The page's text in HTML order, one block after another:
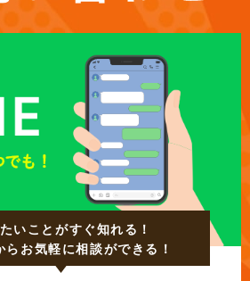
いことがすぐ知れる！
らお気軽に相談ができる！